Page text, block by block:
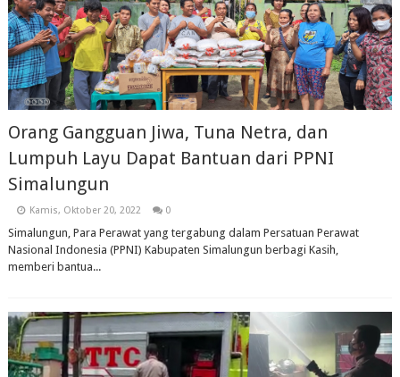
Orang Gangguan Jiwa, Tuna Netra, dan
Lumpuh Layu Dapat Bantuan dari PPNI
Simalungun
Kamis, Oktober 20, 2022 0
Simalungun, Para Perawat yang tergabung dalam Persatuan Perawat
Nasional Indonesia (PPNI) Kabupaten Simalungun berbagi Kasih,
memberi bantua...